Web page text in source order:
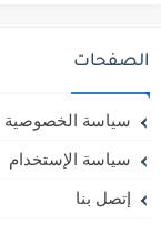
الصفحات
سياسة الخصوصية
سياسة الإستخدام
إتصل بنا